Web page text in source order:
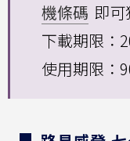
機條碼 即可
下載期限：
使用期限：